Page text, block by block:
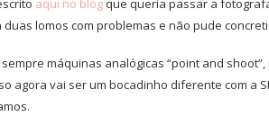
aqui no blogque queria passar a
lomos com problemas e não pude
máquinas analógicas “point and
agora vai ser um bocadinho diferente com a